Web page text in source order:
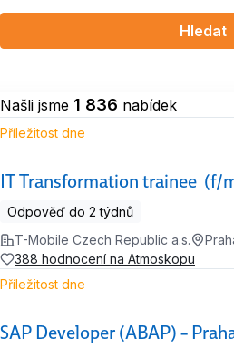
Hledat
Našli jsme 1 836 nabídek
IT Transformation trainee (f/
Příležitost dne
Odpověď do 2 týdnů
T-Mobile Czech Republic a.s.
388 hodnocení na Atmoskopu
SAP Developer (ABAP) –
Příležitost dne